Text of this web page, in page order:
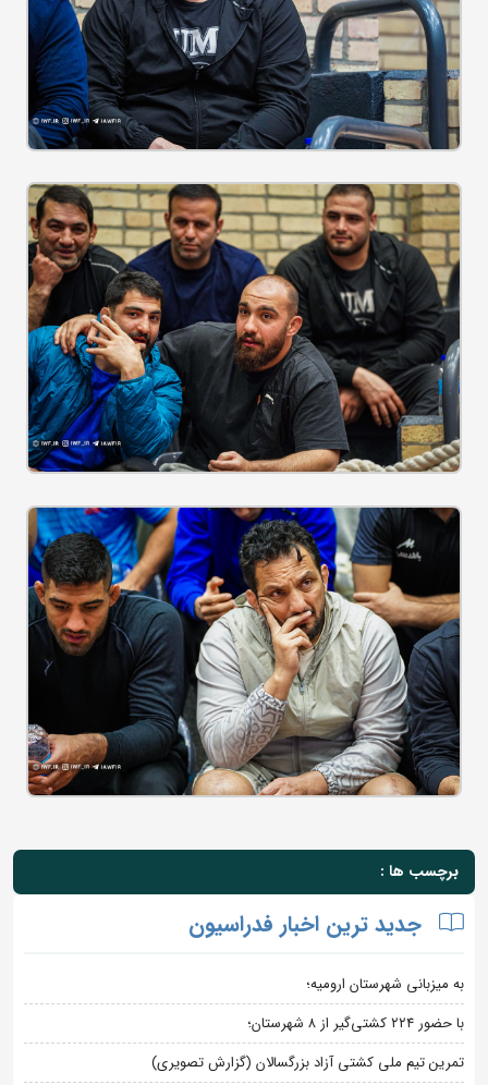
برچسب ها :
جدید ترین اخبار فدراسیون
به میزبانی شهرستان ارومیه؛
با حضور ۲۲۴ کشتی‌گیر از ۸ شهرستان؛
تمرین تیم ملی کشتی آزاد بزرگسالان (گزارش تصویری)